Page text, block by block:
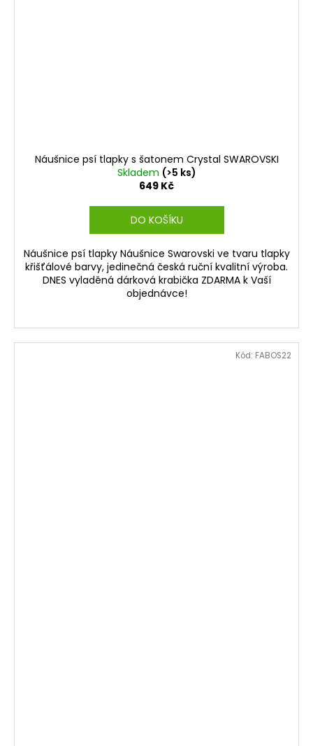
Náušnice psí tlapky s šatonem Crystal SWAROVSKI
Skladem (>5 ks)
649 Kč
DO KOŠÍKU
Náušnice psí tlapky Náušnice Swarovski ve tvaru tlapky
křišťálové barvy, jedinečná česká ruční kvalitní výroba.
DNES vyladěná dárková krabička ZDARMA k Vaší
objednávce!
Kód: FABOS22